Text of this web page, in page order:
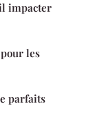
impacter
les
parfaits